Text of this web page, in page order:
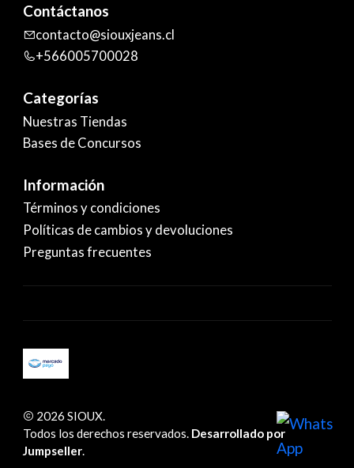
Contáctanos
contacto@siouxjeans.cl
+566005700028
Categorías
Nuestras Tiendas
Bases de Concursos
Información
Términos y condiciones
Políticas de cambios y devoluciones
Preguntas frecuentes
2026 SIOUX.
Todos los derechos reservados. Desarrollado por
Jumpseller.